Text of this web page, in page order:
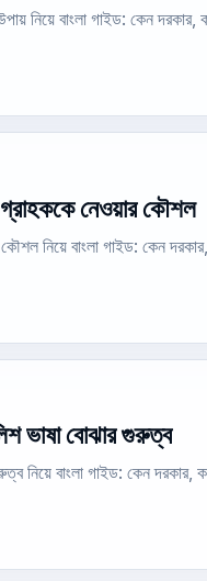
নিয়ে বাংলা গাইড: কেন
নেওয়ার কৌশল
নিয়ে বাংলা গাইড: কেন
ভাষা বোঝার গুরুত্ব
নিয়ে বাংলা গাইড: কেন